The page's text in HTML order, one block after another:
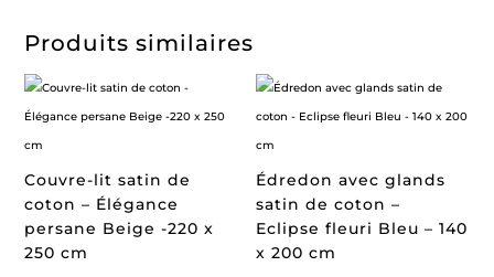
Produits similaires
Couvre-lit satin de
coton – Élégance
persane Beige -220 x
250 cm
Édredon avec glands
satin de coton –
Eclipse fleuri Bleu – 140
x 200 cm